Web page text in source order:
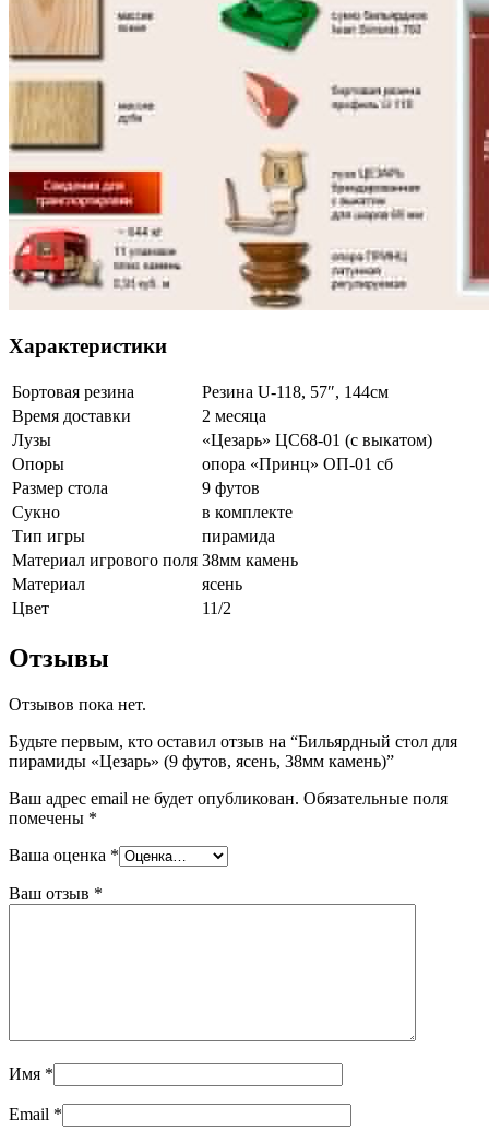
Характеристики
Бортовая резина
Резина U-118, 57″, 144см
Время доставки
2 месяца
Лузы
«Цезарь» ЦС68-01 (с выкатом)
Опоры
опора «Принц» ОП-01 сб
Размер стола
9 футов
Сукно
в комплекте
Тип игры
пирамида
Материал игрового поля 38мм камень
Материал
ясень
Цвет
11/2
Отзывы
Отзывов пока нет.
Будьте первым, кто оставил отзыв на “Бильярдный стол для
пирамиды «Цезарь» (9 футов, ясень, 38мм камень)”
Ваш адрес email не будет опубликован. Обязательные поля
помечены *
Ваша оценка *
Ваш отзыв *
Имя *
Email *